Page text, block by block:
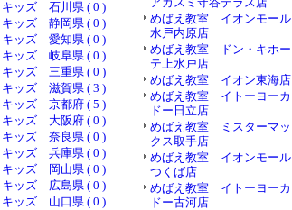
キッズ 石川県 ( 0 )
キッズ 静岡県 ( 0 )
キッズ 愛知県 ( 0 )
キッズ 岐阜県 ( 0 )
キッズ 三重県 ( 0 )
キッズ 滋賀県 ( 3 )
キッズ 京都府 ( 5 )
キッズ 大阪府 ( 0 )
キッズ 奈良県 ( 0 )
キッズ 兵庫県 ( 0 )
キッズ 岡山県 ( 0 )
キッズ 広島県 ( 0 )
キッズ 山口県 ( 0 )
めばえ教室 イオンモール
水戸内原店
めばえ教室 ドン・キホー
テ上水戸店
めばえ教室 イオン東海店
めばえ教室 イトーヨーカ
ドー日立店
めばえ教室 ミスターマッ
クス取手店
めばえ教室 イオンモール
つくば店
めばえ教室 イトーヨーカ
ドー古河店